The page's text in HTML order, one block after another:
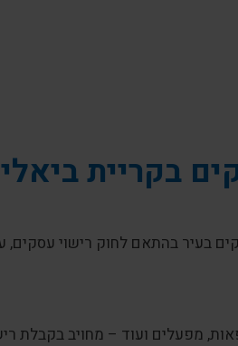
בקריית
בעיר בהתאם לחוק רישוי עסקים,
מפעלים ועוד – מחויב בקבלת